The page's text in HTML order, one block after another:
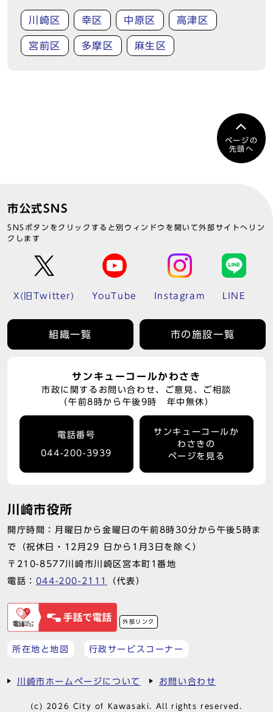
川崎区 幸区 中原区 高津区
宮前区 多摩区 麻生区
ページの
先頭へ
市公式SNS
SNSボタンをクリックすると別ウィンドウを開いて外部サイトへリン
クします
X(旧Twitter) YouTube Instagram LINE
組織一覧 市の施設一覧
サンキューコールかわさき
市政に関するお問い合わせ、ご意見、ご相談
（午前8時から午後9時 年中無休）
電話番号
044-200-3939
サンキューコールか
わさきの
ページを見る
川崎市役所
開庁時間：月曜日から金曜日の午前8時30分から午後5時ま
で（祝休日・12月29 日から1月3日を除く）
〒210-8577川崎市川崎区宮本町1番地
電話： 044-200-2111 （代表）
外部リンク
所在地と地図 行政サービスコーナー
川崎市ホームページについて お問い合わせ
(c) 2026 City of Kawasaki. All rights reserved.